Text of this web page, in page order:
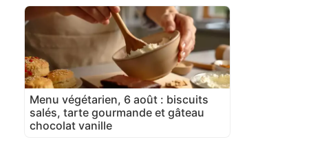
Menu végétarien, 6 août : biscuits
salés, tarte gourmande et gâteau
chocolat vanille